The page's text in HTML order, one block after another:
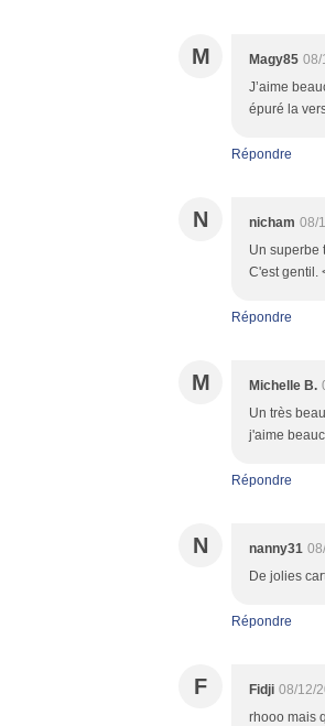
M Magy85 08/
J’aime
épuré la
Répondre
N nicham 08/
Un superbe
C'est gentil.
Répondre
M Michelle B.
Un très
j'aime
Répondre
N nanny31
De jolies
Répondre
F Fidji 08/12/
rhooo mais